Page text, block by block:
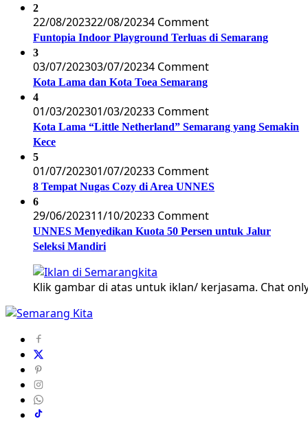
2
22/08/202322/08/20234 Comment
Funtopia Indoor Playground Terluas di Semarang
3
03/07/202303/07/20234 Comment
Kota Lama dan Kota Toea Semarang
4
01/03/202301/03/20233 Comment
Kota Lama “Little Netherland” Semarang yang Semakin
Kece
5
01/07/202301/07/20233 Comment
8 Tempat Nugas Cozy di Area UNNES
6
29/06/202311/10/20233 Comment
UNNES Menyedikan Kuota 50 Persen untuk Jalur
Seleksi Mandiri
Klik gambar di atas untuk iklan/ kerjasama. Chat